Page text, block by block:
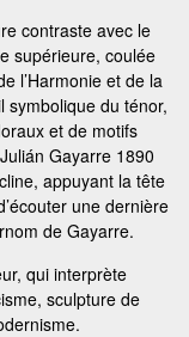
contraste avec le
supérieure, coulée
l’Harmonie et de la
symbolique du ténor,
et de motifs
Gayarre 1890
appuyant la tête
une dernière
de Gayarre.
qui interprète
sculpture de